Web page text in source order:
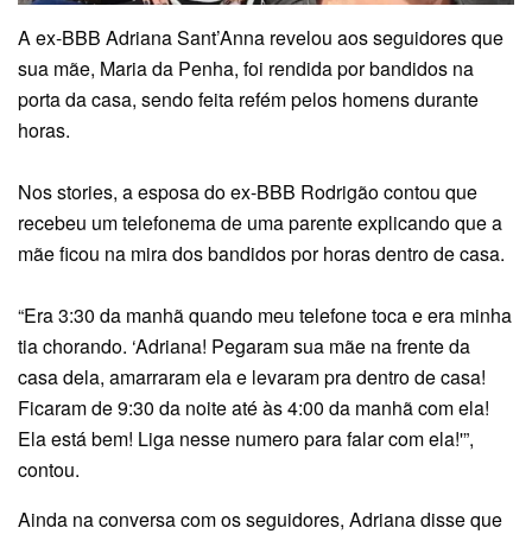
A ex-BBB Adriana Sant’Anna revelou aos seguidores que
sua mãe, Maria da Penha, foi rendida por bandidos na
porta da casa, sendo feita refém pelos homens durante
horas.
Nos stories, a esposa do ex-BBB Rodrigão contou que
recebeu um telefonema de uma parente explicando que a
mãe ficou na mira dos bandidos por horas dentro de casa.
“Era 3:30 da manhã quando meu telefone toca e era minha
tia chorando. ‘Adriana! Pegaram sua mãe na frente da
casa dela, amarraram ela e levaram pra dentro de casa!
Ficaram de 9:30 da noite até às 4:00 da manhã com ela!
Ela está bem! Liga nesse numero para falar com ela!'”,
contou.
Ainda na conversa com os seguidores, Adriana disse que